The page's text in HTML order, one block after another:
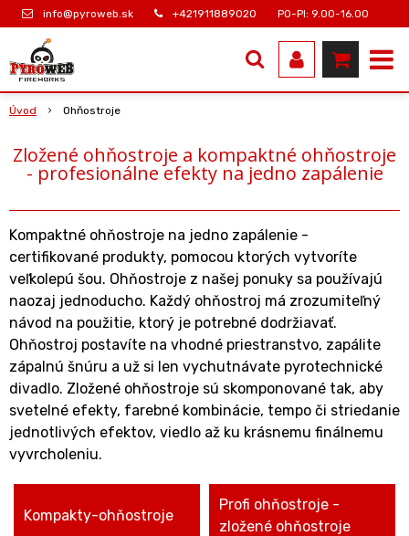
info@pyroweb.sk +421911889020 PO-PI: 9.00-16.00
Úvod Ohňostroje
Zložené ohňostroje a kompaktné ohňostroje
- profesionálne efekty na jedno zapálenie
Kompaktné ohňostroje na jedno zapálenie -
certifikované produkty, pomocou ktorých vytvoríte
veľkolepú šou. Ohňostroje z našej ponuky sa používajú
naozaj jednoducho. Každý ohňostroj má zrozumiteľný
návod na použitie, ktorý je potrebné dodržiavať.
Ohňostroj postavíte na vhodné priestranstvo, zapálite
zápalnú šnúru a už si len vychutnávate pyrotechnické
divadlo. Zložené ohňostroje sú skomponované tak, aby
svetelné efekty, farebné kombinácie, tempo či striedanie
jednotlivých efektov, viedlo až ku krásnemu finálnemu
vyvrcholeniu.
Kompakty-ohňostroje
Profi ohňostroje -
zložené ohňostroje